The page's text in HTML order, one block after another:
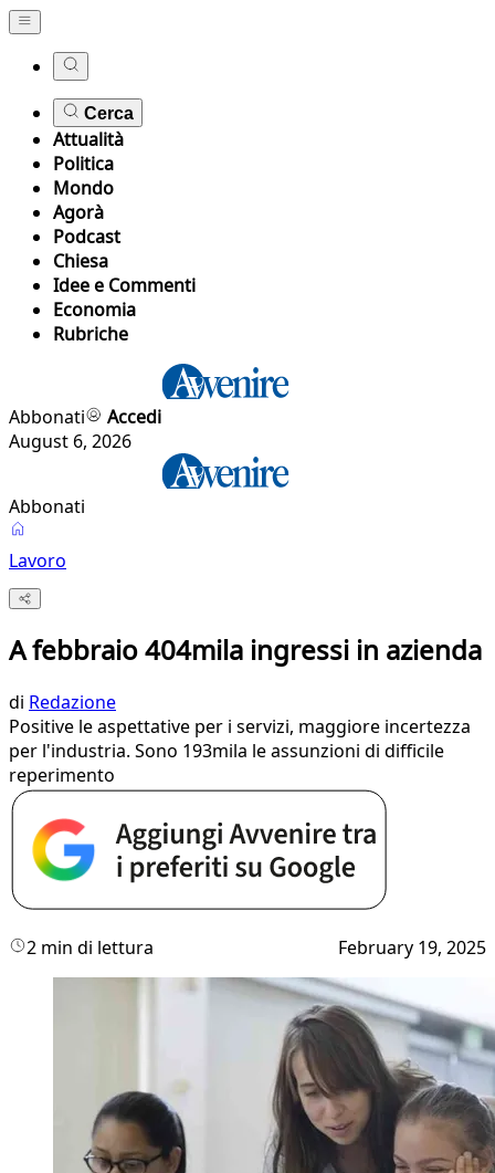
Cerca
Attualità
Politica
Mondo
Agorà
Podcast
Chiesa
Idee e Commenti
Economia
Rubriche
Abbonati
Accedi
August 6, 2026
Abbonati
Lavoro
A febbraio 404mila ingressi in azienda
di Redazione
Positive le aspettative per i servizi, maggiore incertezza
per l'industria. Sono 193mila le assunzioni di difficile
reperimento
2 min di lettura February 19, 2025